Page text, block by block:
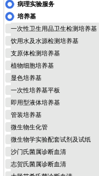
病理实验服务
培养基
一次性卫生用品卫生检测培养基
饮用水及水源检测培养基
支原体检测培养基
植物细胞培养基
显色培养基
一次性培养基平板
即用型液体培养基
管装培养基
微生物生化管
微生物学实验配套试剂及试纸
沙门氏菌属诊断血清
志贺氏菌属诊断血清